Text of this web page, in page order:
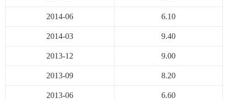
2014-06 6.10
2014-03 9.40
2013-12 9.00
2013-09 8.20
2013-06 6.60